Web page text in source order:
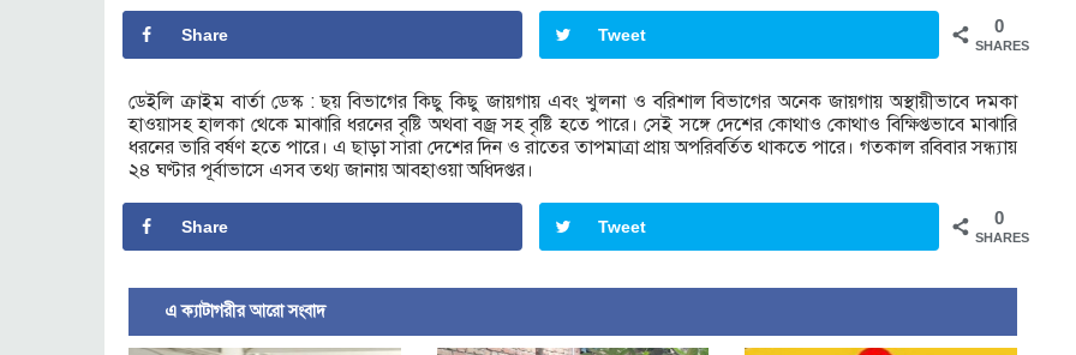
0
SHARES
Share Tweet
ডেইলি ক্রাইম বার্তা ডেস্ক : ছয় বিভাগের কিছু কিছু জায়গায় এবং খুলনা ও বরিশাল বিভাগের অনেক জায়গায় অস্থায়ীভাবে দমকা
হাওয়াসহ হালকা থেকে মাঝারি ধরনের বৃষ্টি অথবা বজ্র সহ বৃষ্টি হতে পারে। সেই সঙ্গে দেশের কোথাও কোথাও বিক্ষিপ্তভাবে মাঝারি
ধরনের ভারি বর্ষণ হতে পারে। এ ছাড়া সারা দেশের দিন ও রাতের তাপমাত্রা প্রায় অপরিবর্তিত থাকতে পারে। গতকাল রবিবার সন্ধ্যায়
২৪ ঘণ্টার পূর্বাভাসে এসব তথ্য জানায় আবহাওয়া অধিদপ্তর।
0
SHARES
Share Tweet
এ ক্যাটাগরীর আরো সংবাদ